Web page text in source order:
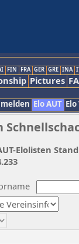
FIN FRA GER GRE INA
Pictures
Elo AUT
Elolisten